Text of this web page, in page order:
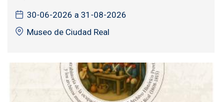
30-06-2026 a 31-08-2026
Museo de Ciudad Real